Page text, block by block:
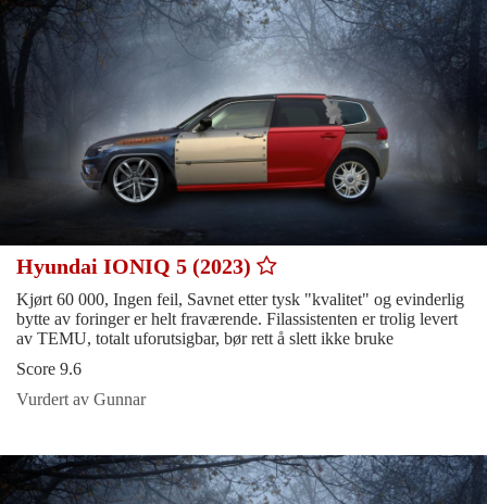
Hyundai IONIQ 5 (2023)
Kjørt 60 000, Ingen feil, Savnet etter tysk "kvalitet" og evinderlig
bytte av foringer er helt fraværende. Filassistenten er trolig levert
av TEMU, totalt uforutsigbar, bør rett å slett ikke bruke
Score 9.6
Vurdert av Gunnar